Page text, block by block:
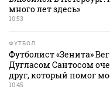
много лет здесь»
10:53
ФУТБОЛ
Футболист «Зенита»
Дугласом Сантосом
друг, который помог
10:45